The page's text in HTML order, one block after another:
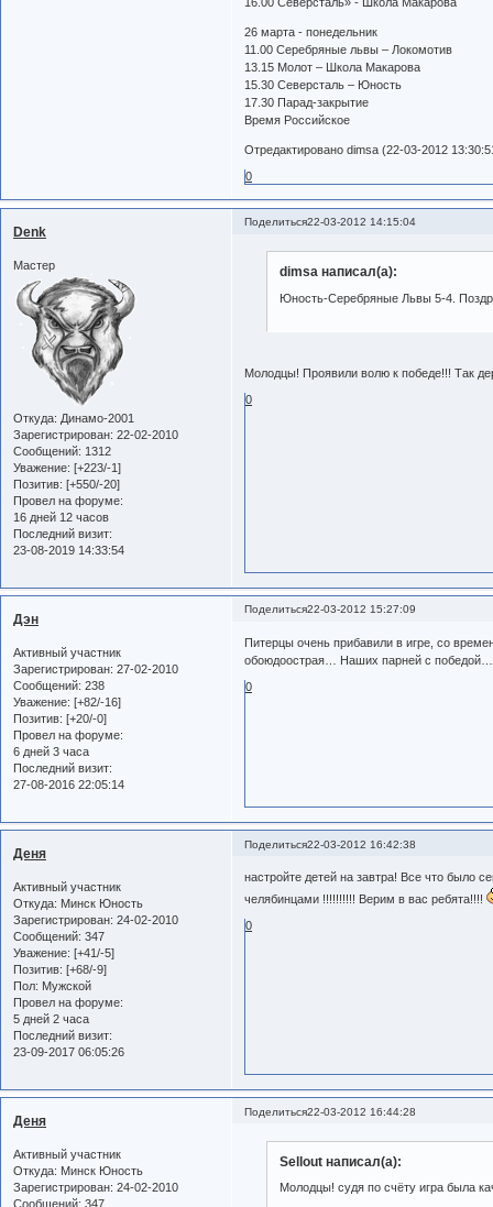
16.00 Северсталь» - Школа Макарова
26 марта - понедельник
11.00 Серебряные львы – Локомотив
13.15 Молот – Школа Макарова
15.30 Северсталь – Юность
17.30 Парад-закрытие
Время Российское
Отредактировано dimsa (22-03-2012
0
Поделиться22-03-2012 14:15:04
Denk
Мастер
Откуда: Динамо-2001
Зарегистрирован: 22-02-2010
Сообщений: 1312
Уважение: [+223/-1]
Позитив: [+550/-20]
Провел на форуме:
16 дней 12 часов
Последний визит:
23-08-2019 14:33:54
dimsa написал(а):
Юность-Серебряные Львы 5-4.
Молодцы! Проявили волю к победе!!! Так
0
Поделиться22-03-2012 15:27:09
Дэн
Активный участник
Зарегистрирован: 27-02-2010
Сообщений: 238
Уважение: [+82/-16]
Позитив: [+20/-0]
Провел на форуме:
6 дней 3 часа
Последний визит:
27-08-2016 22:05:14
Питерцы очень прибавили в игре, со
обоюдоострая… Наших парней с победой…
0
Поделиться22-03-2012 16:42:38
Деня
Активный участник
Откуда: Минск Юность
Зарегистрирован: 24-02-2010
Сообщений: 347
Уважение: [+41/-5]
Позитив: [+68/-9]
Пол: Мужской
Провел на форуме:
5 дней 2 часа
Последний визит:
23-09-2017 06:05:26
настройте детей на завтра! Все что было
челябинцами !!!!!!!!!! Верим в вас ребята!!!!
0
Поделиться22-03-2012 16:44:28
Деня
Активный участник
Откуда: Минск Юность
Зарегистрирован: 24-02-2010
Сообщений: 347
Sellout написал(а):
Молодцы! судя по счёту игра была